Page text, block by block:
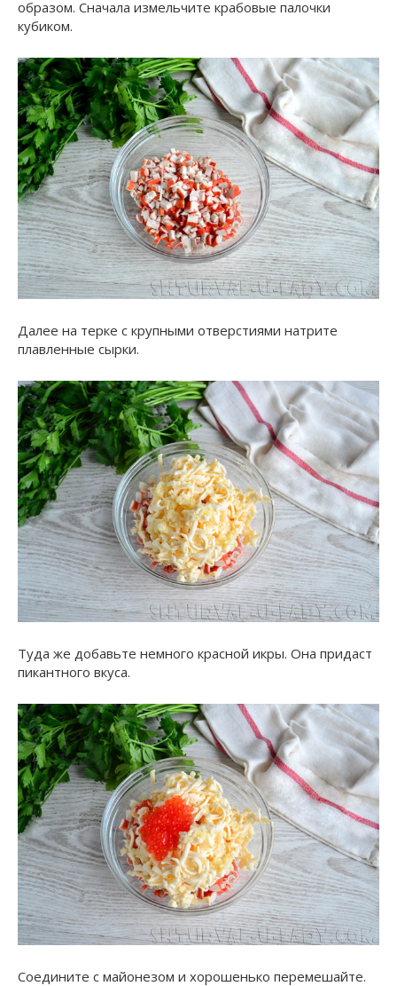
образом. Сначала измельчите крабовые палочки
кубиком.
Далее на терке с крупными отверстиями натрите
плавленные сырки.
Туда же добавьте немного красной икры. Она придаст
пикантного вкуса.
Соедините с майонезом и хорошенько перемешайте.